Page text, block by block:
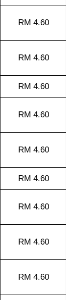
RM 4.60
RM 4.60
RM 4.60
RM 4.60
RM 4.60
RM 4.60
RM 4.60
RM 4.60
RM 4.60